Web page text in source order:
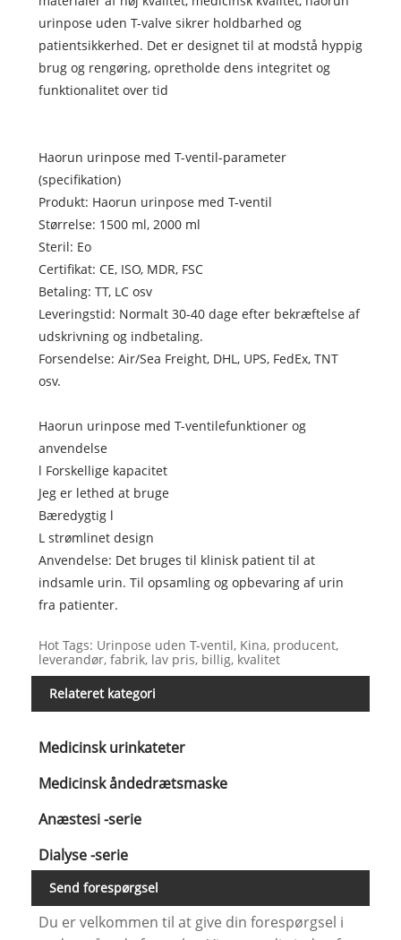
urinpose uden T-valve sikrer holdbarhed og
patientsikkerhed. Det er designet til at modstå hyppig
brug og rengøring, opretholde dens integritet og
funktionalitet over tid
Haorun urinpose med T-ventil-parameter
(specifikation)
Produkt: Haorun urinpose med T-ventil
Størrelse: 1500 ml, 2000 ml
Steril: Eo
Certifikat: CE, ISO, MDR, FSC
Betaling: TT, LC osv
Leveringstid: Normalt 30-40 dage efter bekræftelse af
udskrivning og indbetaling.
Forsendelse: Air/Sea Freight, DHL, UPS, FedEx, TNT
osv.
Haorun urinpose med T-ventilefunktioner og
anvendelse
l Forskellige kapacitet
Jeg er lethed at bruge
Bæredygtig l
L strømlinet design
Anvendelse: Det bruges til klinisk patient til at
indsamle urin. Til opsamling og opbevaring af urin
fra patienter.
Hot Tags: Urinpose uden T-ventil, Kina, producent,
leverandør, fabrik, lav pris, billig, kvalitet
Relateret kategori
Medicinsk urinkateter
Medicinsk åndedrætsmaske
Anæstesi -serie
Dialyse -serie
Send forespørgsel
Du er velkommen til at give din forespørgsel i